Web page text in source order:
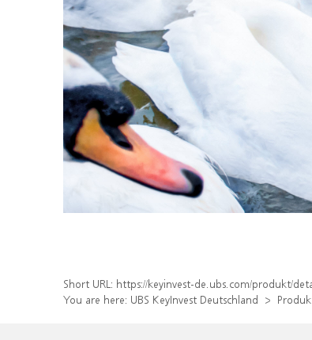
Short URL: https://keyinvest-de.ubs.com/produkt/
You are here: UBS KeyInvest Deutschland